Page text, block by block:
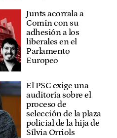
Junts acorrala a
Comín con su
adhesión a los
liberales en el
Parlamento
Europeo
El PSC exige una
auditoría sobre el
proceso de
selección de la plaza
policial de la hija de
Sílvia Orriols